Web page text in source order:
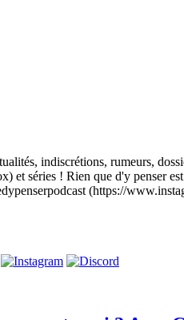
indiscrétions, rumeurs,
et séries ! Rien que d'y penser
(https://